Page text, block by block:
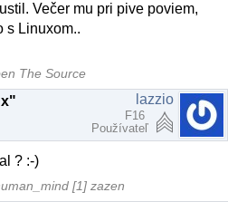
Večer mu pri pive poviem,
s Linuxom..
The Source
lazzio
F16
Používateľ
? :-)
[1] zazen